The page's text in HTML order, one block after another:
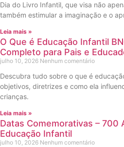
Dia do Livro Infantil, que visa não
também estimular a imaginação e o
Leia mais »
O Que é Educação Infantil
Completo para Pais e
julho 10, 2026 Nenhum comentário
Descubra tudo sobre o que é
objetivos, diretrizes e como ela
crianças.
Leia mais »
Datas Comemorativas – 700
Educação Infantil
julho 10, 2026 Nenhum comentário